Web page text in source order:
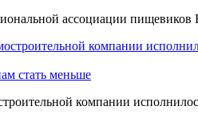
ассоциации пищевиков
стать меньше
компании